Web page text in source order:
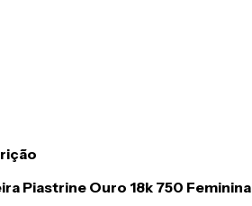
Piastrine Ouro 18k 750 Feminina